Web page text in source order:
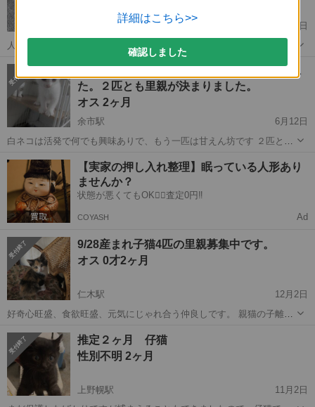
7月18日
人には比較的懐いてます 正確な誕生日は不明ですが、2025年7月18日
現在で1ヶ月半ちょっとです。 ワクチン、去勢は未実施 私知り合いに
は頼まれて代わりに募集しております。やりとりに多少タイムラグあ
ることご了承ねがいます。
北海道 余市郡 余市駅 猫 ワクチン
たくさんの問い合わせありがとうございまし
た。２匹とも里親が決まりました。
オス 2ヶ月
余市駅
6月12日
白ネコは活発で何でも興味ありで、もう一匹は甘えん坊です ２匹とも
ました。人馴れしていないため現在避妊手術はしてませんが室内でゲ
ージの中で飼っています。道央圏...
北海道 余市郡 余市駅 猫 ネコ
【実家の押し入れ整理】眠っている人形あり
ませんか？
状態が悪くてもOK🙆‍♀️査定0円‼️
COYASH Ad
9/28産まれ子猫4匹の里親募集中です。
オス 0才2ヶ月
仁木駅
12月2日
好奇心旺盛、食欲旺盛、元気にじゃれ合う仲良しです。 親猫の子離れ
したので、今回限りの里親募集です。 親猫には避妊手術をしていま
す。 おそらく、ミケと...
北海道 余市郡 仁木駅 猫
推定２ヶ月 仔猫
性別不明 2ヶ月
上野幌駅
11月2日
詳細はこちら>>
確認しました